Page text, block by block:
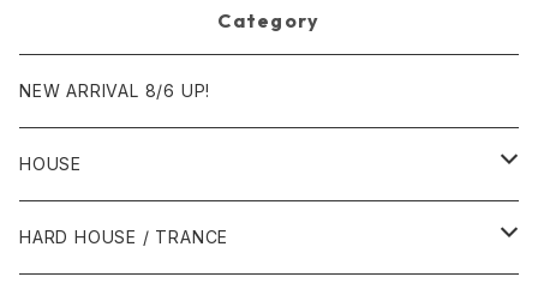
Category
NEW ARRIVAL 8/6 UP!
HOUSE
1980年代
HARD HOUSE / TRANCE